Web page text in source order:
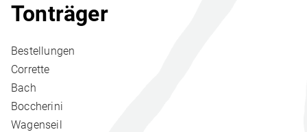
Tonträger
Bestellungen
Corrette
Bach
Boccherini
Wagenseil